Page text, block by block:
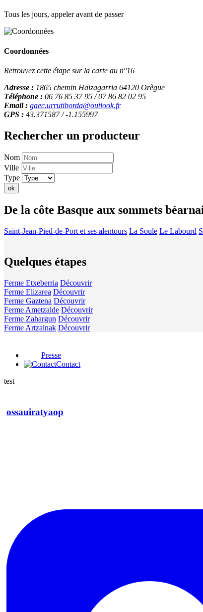
Tous les jours, appeler avant de passer
Coordonnées
Retrouvez cette étape sur la carte au n°16
Adresse : 1865 chemin Haizagarria 64120 Orègue
Téléphone : 06 76 85 37 95 / 07 86 82 02 95
Email : gaec.urrutiborda@outlook.fr
GPS : 43.371587 / -1.155997
Rechercher un producteur
Nom
Ville
Type
ok
De la côte Basque aux sommets
Saint-Jean-Pied-de-Port et ses alentours La Soule Le Labourd
Quelques étapes
Ferme Etxeberria Découvrir
Ferme Elizarea Découvrir
Ferme Gaztena Découvrir
Ferme Ametzalde Découvrir
Ferme Zahargun Découvrir
Ferme Artzainak Découvrir
Presse
Contact
test
ossauiratyaop